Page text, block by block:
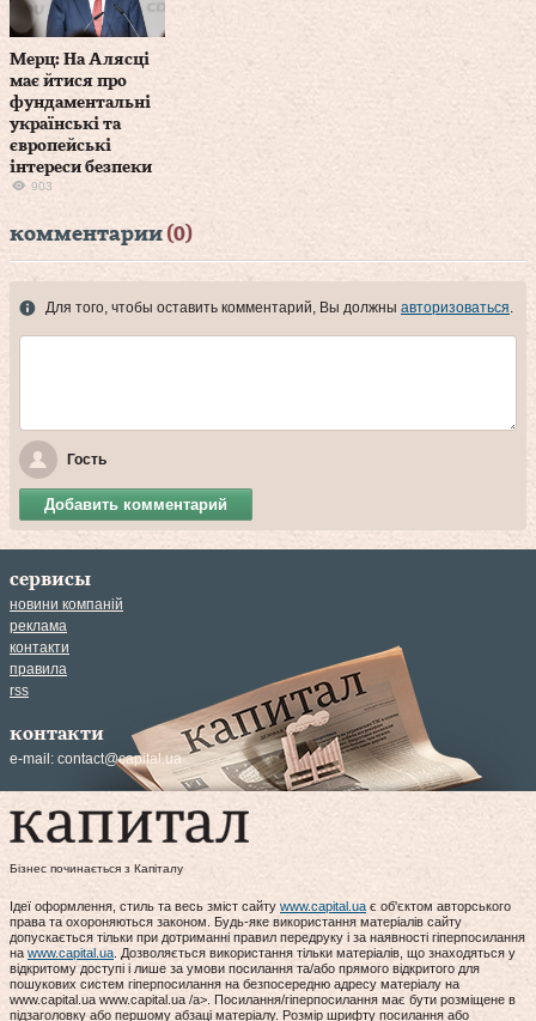
Мерц: На Алясці
має йтися про
фундаментальні
українські та
європейські
інтереси безпеки
903
комментарии (0)
Для того, чтобы оставить комментарий, Вы должны авторизоваться
Гость
Добавить комментарий
сервисы
новини компаній
реклама
контакти
правила
rss
контакти
e-mail: contact@capital.ua
Бізнес починається з Капіталу
Ідеї оформлення, стиль та весь зміст сайту www.capital.ua є об'єктом авторського
права та охороняються законом. Будь-яке використання матеріалів сайту
допускається тільки при дотриманні правил передруку і за наявності гіперпосилання
на www.capital.ua . Дозволяється використання тільки матеріалів, що знаходяться у
відкритому доступі і лише за умови посилання та/або прямого відкритого для
пошукових систем гіперпосилання на безпосередню адресу матеріалу на
www.capital.ua www.capital.ua /a>. Посилання/гіперпосилання має бути розміщене в
підзаголовку або першому абзаці матеріалу. Розмір шрифту посилання або